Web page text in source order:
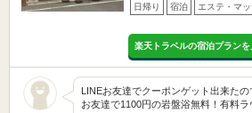
日帰り 宿泊 エステ・マ
楽天トラベルの宿泊プランを
LINEお友達でクーポンゲット出来た
お友達で1100円の岩盤浴無料！有料